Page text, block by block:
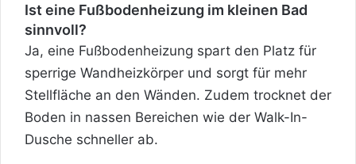
Ist eine Fußbodenheizung im kleinen Bad
sinnvoll?
Ja, eine Fußbodenheizung spart den Platz für
sperrige Wandheizkörper und sorgt für mehr
Stellfläche an den Wänden. Zudem trocknet der
Boden in nassen Bereichen wie der Walk-In-
Dusche schneller ab.